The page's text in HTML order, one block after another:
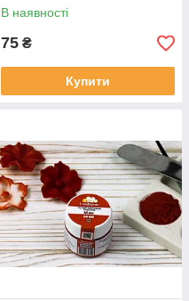
В наявності
75 ₴
Купити